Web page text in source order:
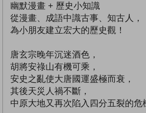
幽默漫畫 + 歷史小知識
從漫畫、成語中識古事、知古人，
為小朋友建立宏大的歷史觀！
唐玄宗晚年沉迷酒色，
胡將安祿山有機可乘，
安史之亂使大唐國運盛極而衰，
其後天災人禍不斷，
中原大地又再次陷入四分五裂的